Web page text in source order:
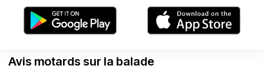
Avis motards sur la balade